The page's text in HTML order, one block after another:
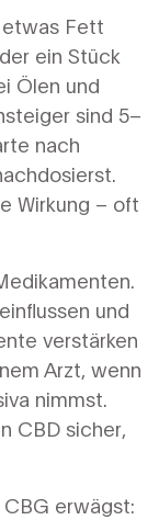
Fett
ein Stück
Ölen und
sind 5–
nach
Wirkung – oft
und
verstärken
Arzt, wenn
nimmst.
CBD sicher,
erwägst: